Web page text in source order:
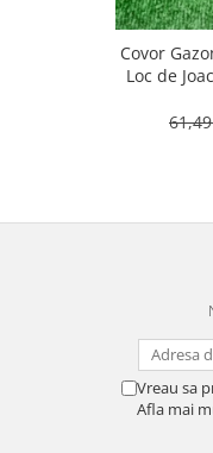
Covor
Loc de
Vreau sa
Afla mai